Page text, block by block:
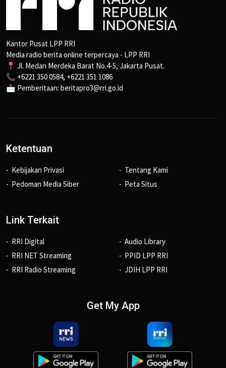
Kantor Pusat LPP RRI
Media radio berita online terpercaya - LPP RRI
📍 Jl. Medan Merdeka Barat No.4-5, Jakarta Pusat.
📞 +6221 350 0584, +6221 351 1086
📩 Pemberitaan: beritapro3@rri.go.id
Ketentuan
Kebijakan Privasi
Pedoman Media Siber
Tentang Kami
Peta Situs
Link Terkait
RRI Digital
RRI NET Streaming
RRI Radio Streaming
Audio Library
PPID LPP RRI
JDIH LPP RRI
Get My App